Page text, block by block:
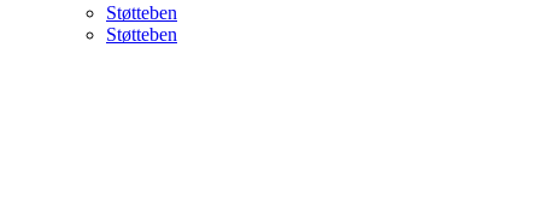
Støtteben
Støtteben